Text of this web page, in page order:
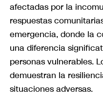
afectadas por la
respuestas
emergencia, donde la
una diferencia
personas vulnerables.
demuestran la
situaciones adversas.